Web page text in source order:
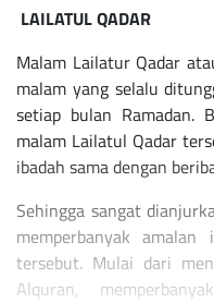
LAILATUL QADAR
Malam Lailatur Qadar
malam yang selalu
setiap bulan Ramadan.
malam Lailatul Qadar
ibadah sama dengan
Sehingga sangat
memperbanyak
tersebut. Mulai dari
Alquran,